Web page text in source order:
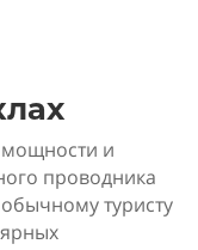
и
проводника
туристу